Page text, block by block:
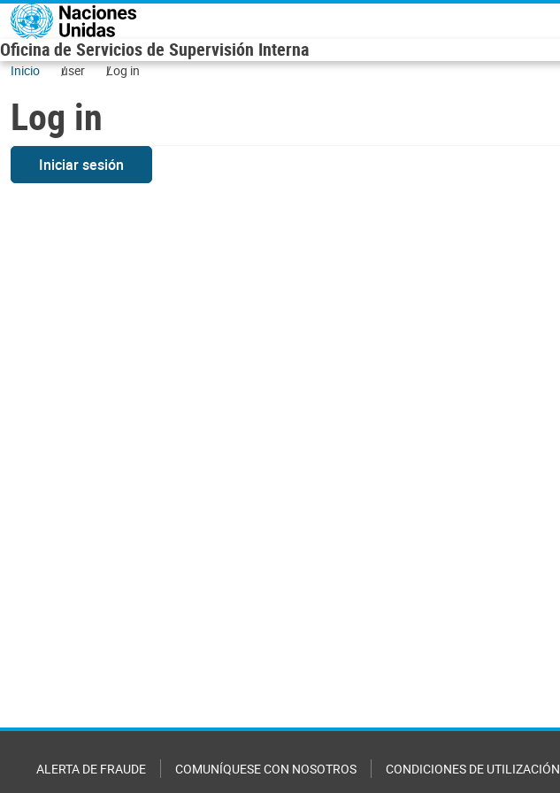
Skip to main content
Oficina de Servicios de Supervisión Interna
Inicio user Log in
Log in
Iniciar sesión
ALERTA DE FRAUDE COMUNÍQUESE CON NOSOTROS CONDICIONES DE UTILIZACIÓN